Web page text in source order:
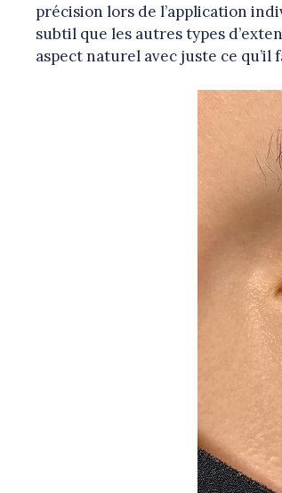
précision lors de l’application
subtil que les autres types
aspect naturel avec juste ce qu’il